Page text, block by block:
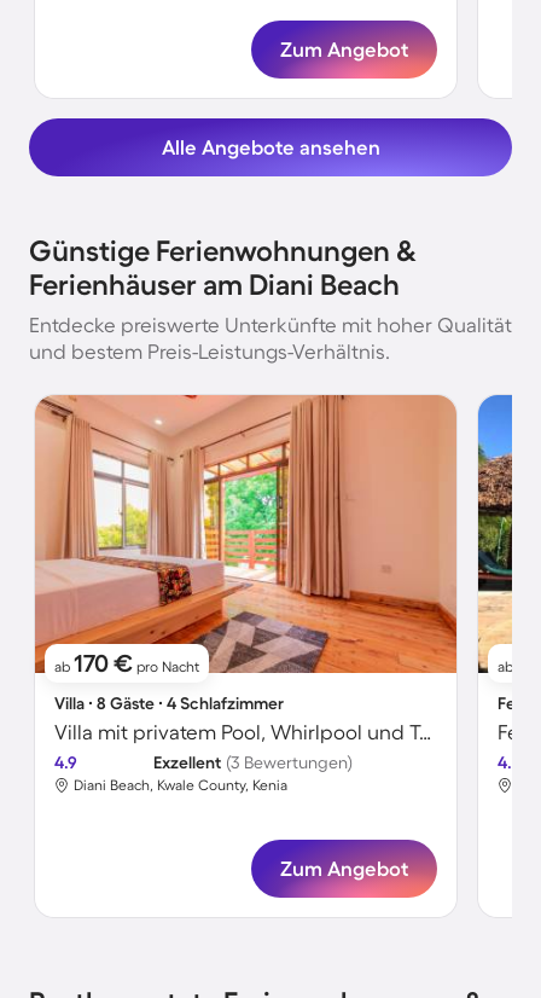
Zum Angebot
Alle Angebote ansehen
Günstige Ferienwohnungen &
Ferienhäuser am Diani Beach
Entdecke preiswerte Unterkünfte mit hoher Qualität
und bestem Preis-Leistungs-Verhältnis.
ab 170 € pro Nacht
Villa ∙ 8 Gäste ∙ 4 Schlafzimmer
Villa mit privatem Pool, Whirlpool und Terrasse | Gartenblick
4.9 Exzellent (3 Bewertungen)
Diani Beach, Kwale County, Kenia
Zum Angebot
ab
4.7